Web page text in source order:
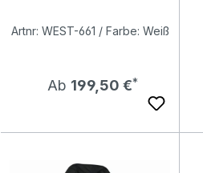
Artnr: WEST-661 / Farbe: Weiß
Regulärer Preis:
Ab 199,50 €